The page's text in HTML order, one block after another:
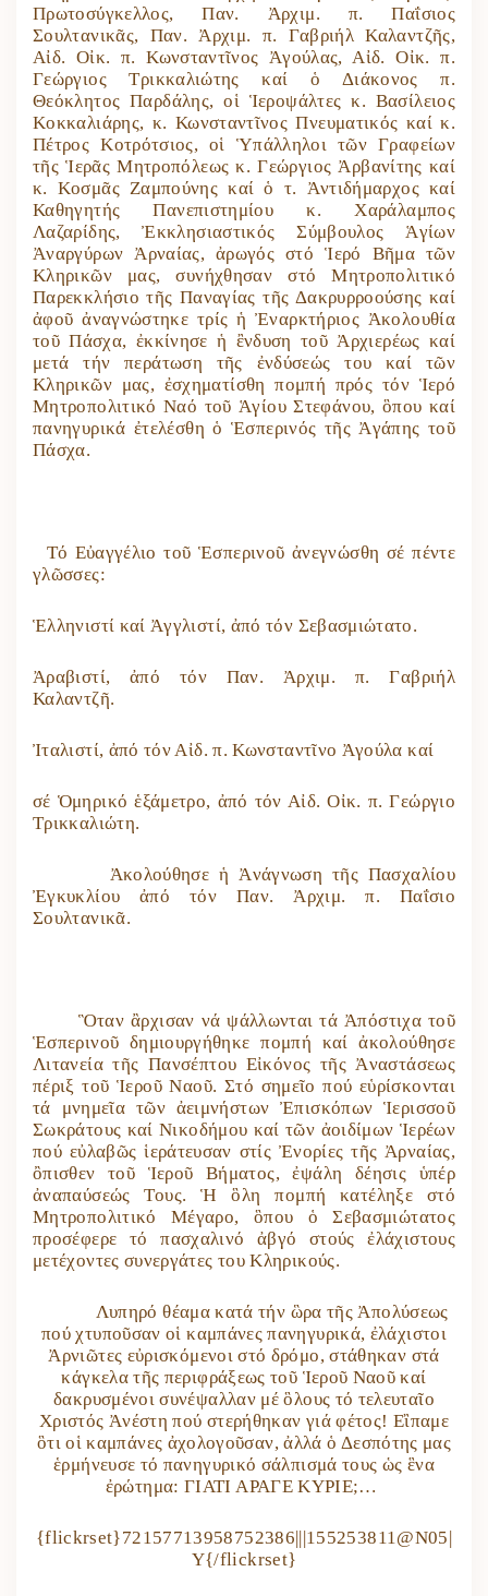
Πρωτοσύγκελλος, Παν. Ἀρχιμ. π. Παΐσιος
Σουλτανικᾶς, Παν. Ἀρχιμ. π. Γαβριήλ Καλαντζῆς,
Αἰδ. Οἰκ. π. Κωνσταντῖνος Ἀγούλας, Αἰδ. Οἰκ. π.
Γεώργιος Τρικκαλιώτης καί ὁ Διάκονος π.
Θεόκλητος Παρδάλης, οἱ Ἱεροψάλτες κ. Βασίλειος
Κοκκαλιάρης, κ. Κωνσταντῖνος Πνευματικός καί κ.
Πέτρος Κοτρότσιος, οἱ Ὑπάλληλοι τῶν Γραφείων
τῆς Ἱερᾶς Μητροπόλεως κ. Γεώργιος Ἀρβανίτης καί
κ. Κοσμᾶς Ζαμπούνης καί ὁ τ. Ἀντιδήμαρχος καί
Καθηγητής Πανεπιστημίου κ. Χαράλαμπος
Λαζαρίδης, Ἐκκλησιαστικός Σύμβουλος Ἁγίων
Ἀναργύρων Ἀρναίας, ἀρωγός στό Ἱερό Βῆμα τῶν
Κληρικῶν μας, συνήχθησαν στό Μητροπολιτικό
Παρεκκλήσιο τῆς Παναγίας τῆς Δακρυρροούσης καί
ἀφοῦ ἀναγνώστηκε τρίς ἡ Ἐναρκτήριος Ἀκολουθία
τοῦ Πάσχα, ἐκκίνησε ἡ ἒνδυση τοῦ Ἀρχιερέως καί
μετά τήν περάτωση τῆς ἐνδύσεώς του καί τῶν
Κληρικῶν μας, ἐσχηματίσθη πομπή πρός τόν Ἱερό
Μητροπολιτικό Ναό τοῦ Ἁγίου Στεφάνου, ὃπου καί
πανηγυρικά ἐτελέσθη ὁ Ἑσπερινός τῆς Ἀγάπης τοῦ
Πάσχα.
Τό Εὐαγγέλιο τοῦ Ἑσπερινοῦ ἀνεγνώσθη σέ πέντε
γλῶσσες:
Ἑλληνιστί καί Ἀγγλιστί, ἀπό τόν Σεβασμιώτατο.
Ἀραβιστί, ἀπό τόν Παν. Ἀρχιμ. π. Γαβριήλ
Καλαντζῆ.
Ἰταλιστί, ἀπό τόν Αἰδ. π. Κωνσταντῖνο Ἀγούλα καί
σέ Ὁμηρικό ἑξάμετρο, ἀπό τόν Αἰδ. Οἰκ. π. Γεώργιο
Τρικκαλιώτη.
Ἀκολούθησε ἡ Ἀνάγνωση τῆς Πασχαλίου
Ἐγκυκλίου ἀπό τόν Παν. Ἀρχιμ. π. Παΐσιο
Σουλτανικᾶ.
Ὃταν ἂρχισαν νά ψάλλωνται τά Ἀπόστιχα τοῦ
Ἑσπερινοῦ δημιουργήθηκε πομπή καί ἀκολούθησε
Λιτανεία τῆς Πανσέπτου Εἰκόνος τῆς Ἀναστάσεως
πέριξ τοῦ Ἱεροῦ Ναοῦ. Στό σημεῖο πού εὑρίσκονται
τά μνημεῖα τῶν ἀειμνήστων Ἐπισκόπων Ἱερισσοῦ
Σωκράτους καί Νικοδήμου καί τῶν ἀοιδίμων Ἱερέων
πού εὐλαβῶς ἱεράτευσαν στίς Ἐνορίες τῆς Ἀρναίας,
ὂπισθεν τοῦ Ἱεροῦ Βήματος, ἐψάλη δέησις ὑπέρ
ἀναπαύσεώς Τους. Ἡ ὃλη πομπή κατέληξε στό
Μητροπολιτικό Μέγαρο, ὃπου ὁ Σεβασμιώτατος
προσέφερε τό πασχαλινό ἀβγό στούς ἐλάχιστους
μετέχοντες συνεργάτες του Κληρικούς.
Λυπηρό θέαμα κατά τήν ὣρα τῆς Ἀπολύσεως
πού χτυποῦσαν οἱ καμπάνες πανηγυρικά, ἐλάχιστοι
Ἀρνιῶτες εὐρισκόμενοι στό δρόμο, στάθηκαν στά
κάγκελα τῆς περιφράξεως τοῦ Ἱεροῦ Ναοῦ καί
δακρυσμένοι συνέψαλλαν μέ ὃλους τό τελευταῖο
Χριστός Ἀνέστη πού στερήθηκαν γιά φέτος! Εἲπαμε
ὃτι οἱ καμπάνες ἀχολογοῦσαν, ἀλλά ὁ Δεσπότης μας
ἑρμήνευσε τό πανηγυρικό σάλπισμά τους ὡς ἓνα
ἐρώτημα: ΓΙΑΤΙ ΑΡΑΓΕ ΚΥΡΙΕ;…
{flickrset}72157713958752386|||155253811@N05|
Y{/flickrset}